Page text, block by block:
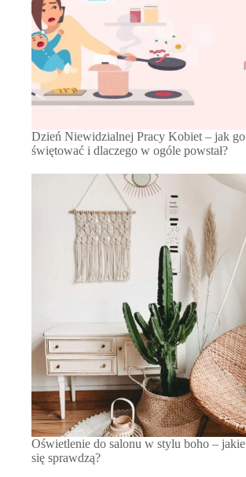
Dzień Niewidzialnej Pracy Kobiet – jak go
świętować i dlaczego w ogóle powstał?
Oświetlenie do salonu w stylu boho –
się sprawdzą?